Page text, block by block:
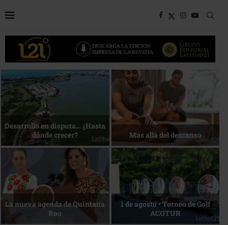
Bottega, un viaje servido a la
mesa
Energía que Impulsa la
competitividad
Reconocimiento de viajeros La esencia del servicio